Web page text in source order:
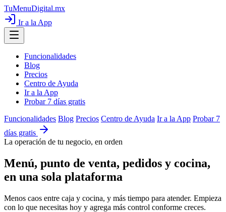
TuMenuDigital.mx
Ir a la App
Funcionalidades
Blog
Precios
Centro de Ayuda
Ir a la App
Probar 7 días gratis
Funcionalidades Blog Precios Centro de Ayuda Ir a la App Probar 7
días gratis
La operación de tu negocio, en orden
Menú, punto de venta, pedidos y cocina,
en una sola plataforma
Menos caos entre caja y cocina, y más tiempo para atender. Empieza
con lo que necesitas hoy y agrega más control conforme creces.